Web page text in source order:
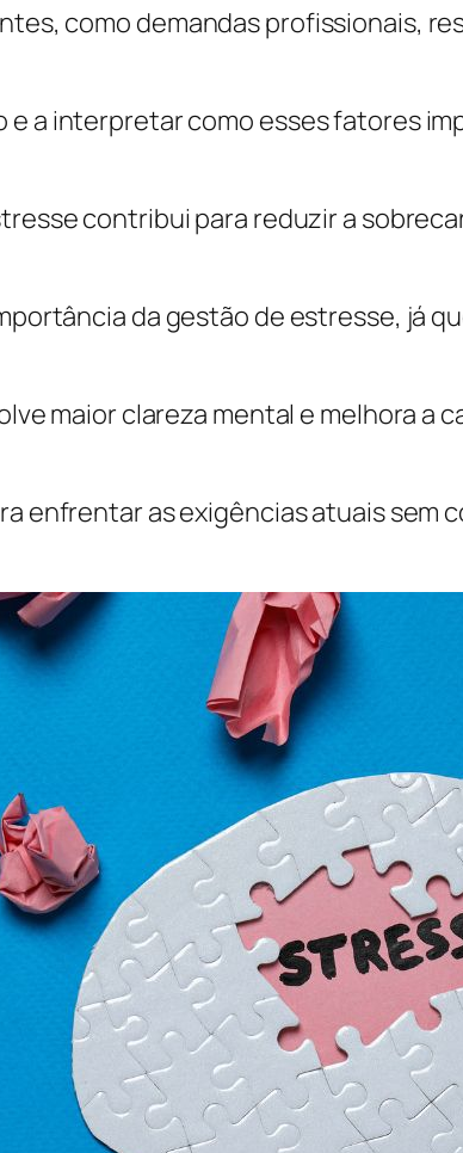
como demandas profissionais,
a interpretar como esses fatores
contribui para reduzir a
da gestão de estresse, já
maior clareza mental e melhora a
enfrentar as exigências atuais sem